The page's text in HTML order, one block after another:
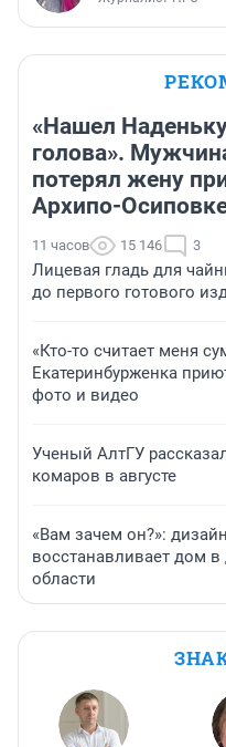
«Нашел
голова».
потерял жену
Архипо-
11 часов 15 146 3
Лицевая гладь для
до первого готового
«Кто-то считает меня
Екатеринбурженка
фото и видео
Ученый АлтГУ
комаров в августе
«Вам зачем он?»:
восстанавливает дом в
области